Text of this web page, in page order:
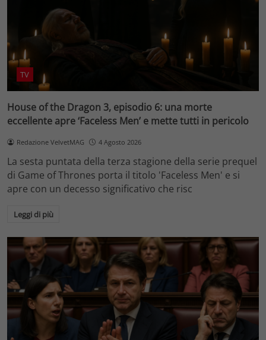
TV
House of the Dragon 3, episodio 6: una morte
eccellente apre ‘Faceless Men’ e mette tutti in pericolo
Redazione VelvetMAG 4 Agosto 2026
La sesta puntata della terza stagione della serie prequel
di Game of Thrones porta il titolo 'Faceless Men' e si
apre con un decesso significativo che risc
Leggi di più